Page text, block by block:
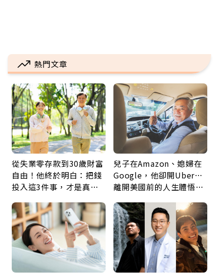
熱門文章
從失業零存款到30歲財富
自由！他終於明白：把錢
投入這3件事，才是真正
兒子在Amazon、媳婦在
Google，他卻開Uber…
離開美國前的人生體悟：